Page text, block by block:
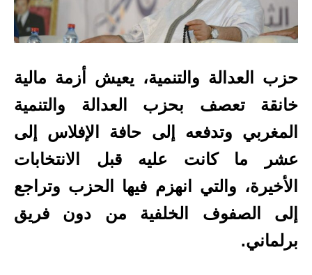
حزب العدالة والتنمية، يعيش
أزمة مالية
خانقة تعصف بحزب العدالة والتنمية
المغربي وتدفعه إلى حافة الإفلاس إلى
عشر ما كانت عليه قبل الانتخابات
الأخيرة، والتي انهزم فيها الحزب وتراجع
إلى الصفوف الخلفية من دون فريق
برلماني.